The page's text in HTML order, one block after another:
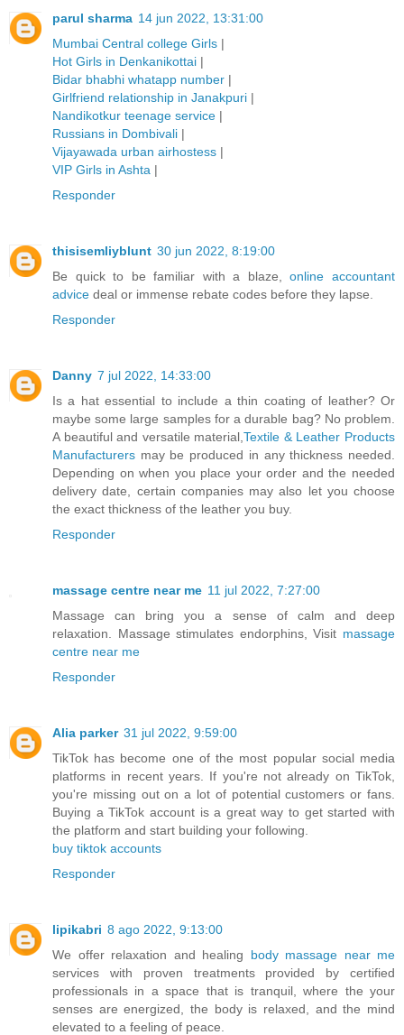
parul sharma 14 jun 2022, 13:31:00
Mumbai Central college Girls |
Hot Girls in Denkanikottai |
Bidar bhabhi whatapp number |
Girlfriend relationship in Janakpuri |
Nandikotkur teenage service |
Russians in Dombivali |
Vijayawada urban airhostess |
VIP Girls in Ashta |
Responder
thisisemliyblunt 30 jun 2022, 8:19:00
Be quick to be familiar with a blaze,online accountant
advice deal or immense rebate codes before they lapse.
Responder
Danny 7 jul 2022, 14:33:00
Is a hat essential to include a thin coating of leather? Or
maybe some large samples for a durable bag? No problem.
A beautiful and versatile material,Textile & Leather Products
Manufacturers may be produced in any thickness needed.
Depending on when you place your order and the needed
delivery date, certain companies may also let you choose
the exact thickness of the leather you buy.
Responder
massage centre near me 11 jul 2022, 7:27:00
Massage can bring you a sense of calm and deep
relaxation. Massage stimulates endorphins, Visit massage
centre near me
Responder
Alia parker 31 jul 2022, 9:59:00
TikTok has become one of the most popular social media
platforms in recent years. If you're not already on TikTok,
you're missing out on a lot of potential customers or fans.
Buying a TikTok account is a great way to get started with
the platform and start building your following.
buy tiktok accounts
Responder
lipikabri 8 ago 2022, 9:13:00
We offer relaxation and healing body massage near me
services with proven treatments provided by certified
professionals in a space that is tranquil, where the your
senses are energized, the body is relaxed, and the mind
elevated to a feeling of peace.